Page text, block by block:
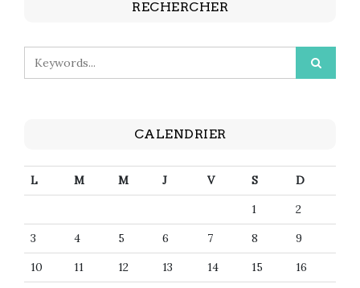
RECHERCHER
CALENDRIER
L M M J V S
D
1
2
3
4 5 6 7 8
9
10
11 12 13 14 15
16